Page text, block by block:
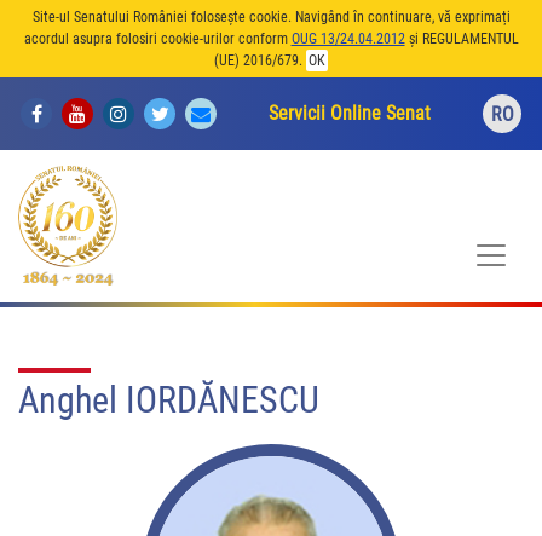
Site-ul Senatului României folosește cookie. Navigând în continuare, vă exprimați
acordul asupra folosiri cookie-urilor conform OUG 13/24.04.2012și REGULAMENTUL
(UE) 2016/679. OK
Servicii Online Senat RO
Anghel IORDĂNESCU